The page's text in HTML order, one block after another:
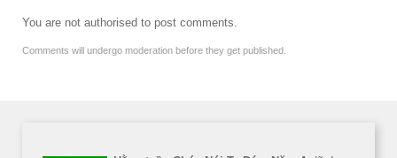
You are not authorised to post comments.
Comments will undergo moderation before they get published.